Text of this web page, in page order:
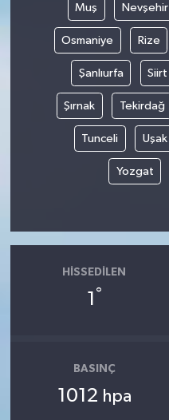
Muş Nevşehir
Osmaniye Rize
Şanlıurfa Siirt
Şırnak Tekirdağ
Tunceli Uşak
Yozgat
HISSEDILEN
1 °
BASINÇ
1012 hpa